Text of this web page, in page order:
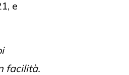
e
facilità.